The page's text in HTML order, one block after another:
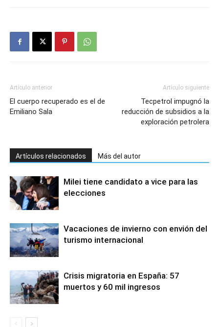
Artículo anterior
El cuerpo recuperado es el de
Emiliano Sala
Artículo siguiente
Tecpetrol impugnó la
reducción de subsidios a la
exploración petrolera
Artículos relacionados Más del autor
Milei tiene candidato a vice para las
elecciones
Vacaciones de invierno con envión del
turismo internacional
Crisis migratoria en España: 57
muertos y 60 mil ingresos